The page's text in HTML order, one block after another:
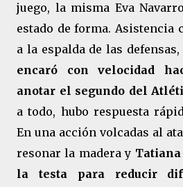
juego, la misma Eva
estado de forma. Asistencia
a la espalda de las defensas,
encaró con velocidad
anotar el segundo del
a todo, hubo respuesta
En una acción volcadas al
resonar la madera y
la testa para reducir